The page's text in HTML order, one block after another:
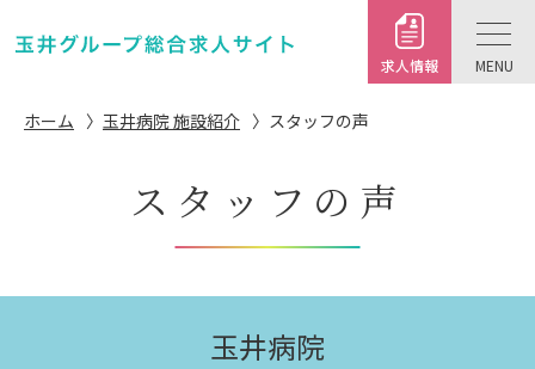
求人情報
ホーム 玉井病院 施設紹介 スタッフの声
スタッフの声
玉井病院